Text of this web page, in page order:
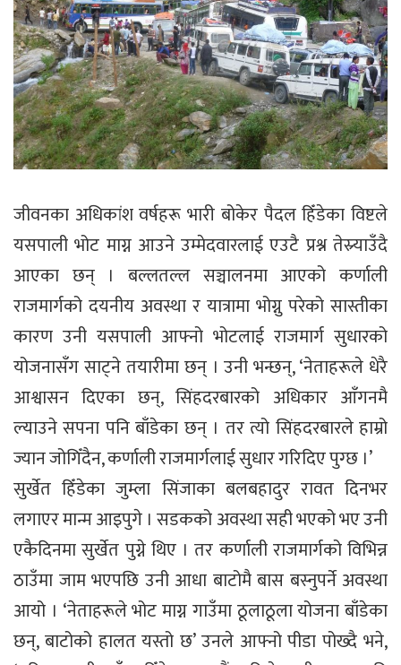
जीवनका अधिकांश वर्षहरू भारी बोकेर पैदल हिँडेका विष्टले
यसपाली भोट माग्न आउने उम्मेदवारलाई एउटै प्रश्न तेस्र्याउँदै
आएका छन् । बल्लतल्ल सञ्चालनमा आएको कर्णाली
राजमार्गको दयनीय अवस्था र यात्रामा भोग्नु परेको सास्तीका
कारण उनी यसपाली आफ्नो भोटलाई राजमार्ग सुधारको
योजनासँग साट्ने तयारीमा छन् । उनी भन्छन्, ‘नेताहरूले धेरै
आश्वासन दिएका छन्, सिंहदरबारको अधिकार आँगनमै
ल्याउने सपना पनि बाँडेका छन् । तर त्यो सिंहदरबारले हाम्रो
ज्यान जोगिँदैन, कर्णाली राजमार्गलाई सुधार गरिदिए पुग्छ ।’
सुर्खेत हिँडेका जुम्ला सिंजाका बलबहादुर रावत दिनभर
लगाएर मान्म आइपुगे । सडकको अवस्था सही भएको भए उनी
एकैदिनमा सुर्खेत पुग्ने थिए । तर कर्णाली राजमार्गको विभिन्न
ठाउँमा जाम भएपछि उनी आधा बाटोमै बास बस्नुपर्ने अवस्था
आयो । ‘नेताहरूले भोट माग्न गाउँमा ठूलाठूला योजना बाँडेका
छन्, बाटोको हालत यस्तो छ’ उनले आफ्नो पीडा पोख्दै भने,